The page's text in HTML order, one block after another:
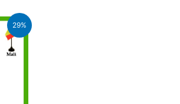
29%